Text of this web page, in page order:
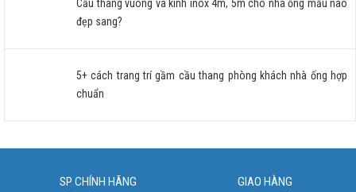
Cầu thang vuông và kính inox 4m, 5m cho nhà ống mẫu nào
đẹp sang?
5+ cách trang trí gầm cầu thang phòng khách nhà ống hợp
chuẩn
SP CHÍNH HÃNG
GIAO HÀNG